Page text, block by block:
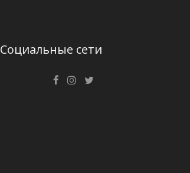
Социальные сети